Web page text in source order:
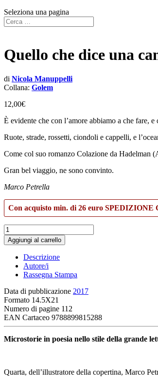
Seleziona una pagina
Quello che dice una
di Nicola Manuppelli
Collana: Golem
12,00€
È evidente che con l’amore abbiamo a che fare,
Ruote, strade, rossetti, ciondoli e cappelli, e
Come col suo romanzo Colazione da Hadelman
Gran bel viaggio, ne sono convinto.
Marco Petrella
Con acquisto min. di 26 euro SPEDIZIONE
Quello
che
dice
cameriera
quantità
Aggiungi al carrello
Descrizione
Autore/i
Rassegna Stampa
Data di pubblicazione 2017
Formato 14.5X21
Numero di pagine 112
EAN Cartaceo 9788899815288
Microstorie in poesia nello stile della grande
Quarta, dell’illustratore della copertina, Marco